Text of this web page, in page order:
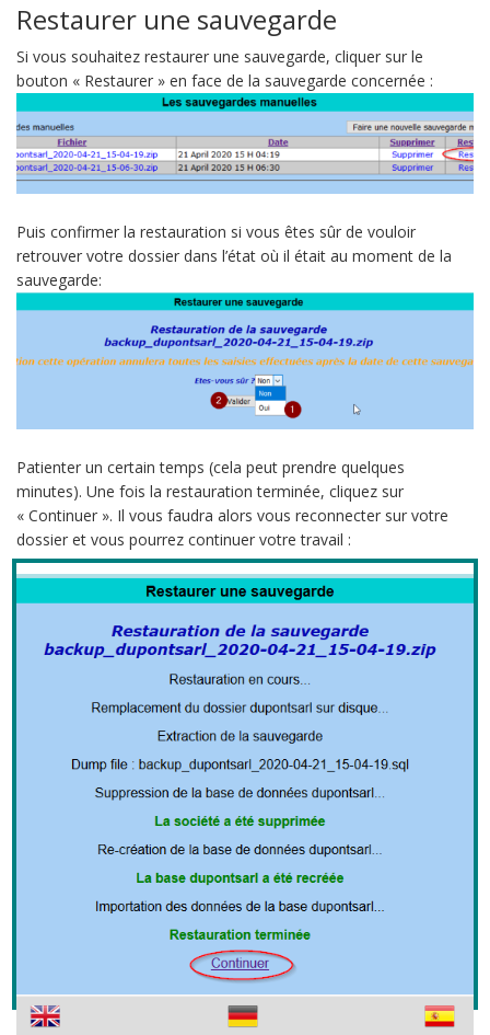
Restaurer une sauvegarde
Si vous souhaitez restaurer une sauvegarde, cliquer sur le
bouton « Restaurer » en face de la sauvegarde concernée :
Puis confirmer la restauration si vous êtes sûr de vouloir
retrouver votre dossier dans l’état où il était au moment de la
sauvegarde:
Patienter un certain temps (cela peut prendre quelques
minutes). Une fois la restauration terminée, cliquez sur
« Continuer ». Il vous faudra alors vous reconnecter sur votre
dossier et vous pourrez continuer votre travail :